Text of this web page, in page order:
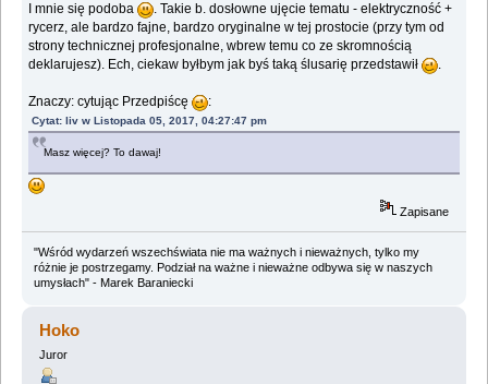
I mnie się podoba
. Takie b. dosłowne ujęcie tematu - elektryczność +
rycerz, ale bardzo fajne, bardzo oryginalne w tej prostocie (przy tym od
strony technicznej profesjonalne, wbrew temu co ze skromnością
deklarujesz). Ech, ciekaw byłbym jak byś taką ślusarię przedstawił
.
Znaczy: cytując Przedpiścę :
Cytat: liv w Listopada 05, 2017, 04:27:47 pm
Masz więcej? To dawaj!
Zapisane
"Wśród wydarzeń wszechświata nie ma ważnych i nieważnych, tylko my
różnie je postrzegamy. Podział na ważne i nieważne odbywa się w naszych
umysłach" - Marek Baraniecki
Hoko
Juror